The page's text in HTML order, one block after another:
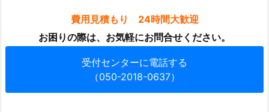
ト
ド
費用見積もり 24時間大歓迎
お困りの際は、お気軽にお問合せください。
受付センターに電話する
（050-2018-0637）